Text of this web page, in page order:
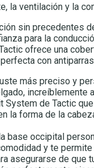
la ventilación y la
sin precedentes
para la
ofrece una
con
más preciso y
increíblemente
System de Tactic
la forma de la
base occipital
y te
asegurarse de que